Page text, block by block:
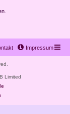
Impressum
Limited